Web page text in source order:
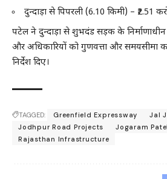
दुन्दाड़ा से पिपरली (6.10 किमी) – ₹2.51
पटेल ने दुन्दाड़ा से शुभदंड सड़क के निर्माणाधीन
और अधिकारियों को गुणवत्ता और समयसीमा
निर्देश दिए।
TAGGED: Greenfield Expressway
Jal
Jodhpur Road Projects
Jogaram Patel
Rajasthan Infrastructure